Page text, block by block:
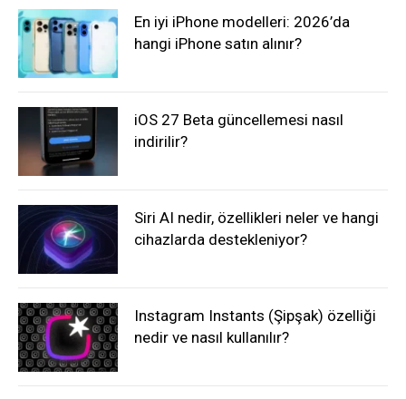
En iyi iPhone modelleri: 2026’da
hangi iPhone satın alınır?
iOS 27 Beta güncellemesi nasıl
indirilir?
Siri AI nedir, özellikleri neler ve hangi
cihazlarda destekleniyor?
Instagram Instants (Şipşak) özelliği
nedir ve nasıl kullanılır?